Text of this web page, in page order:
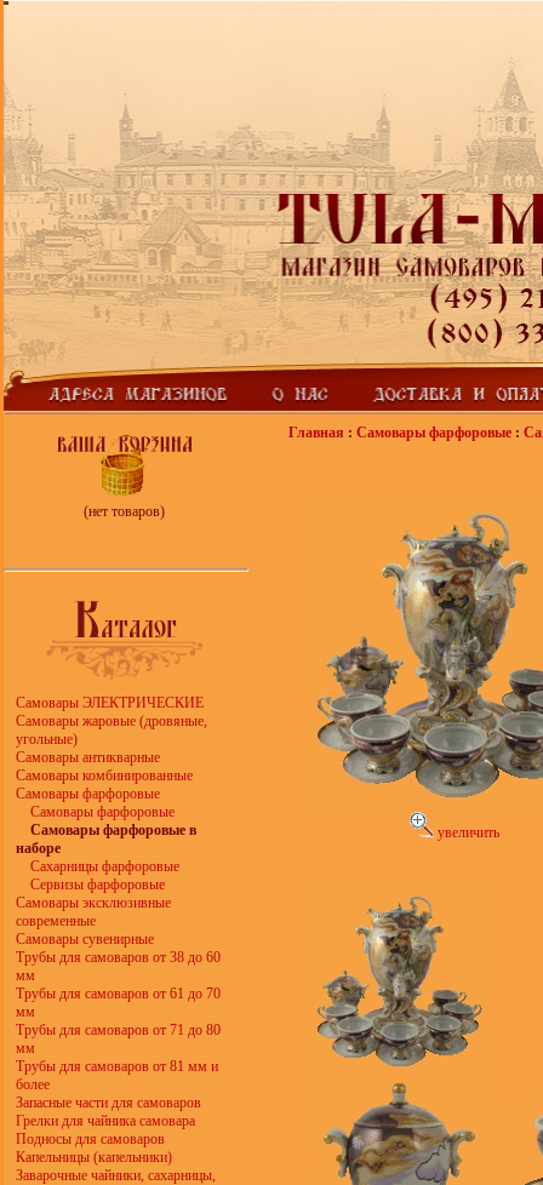
(нет товаров)
Самовары ЭЛЕКТРИЧЕСКИЕ
Самовары жаровые (дровяные,
угольные)
Самовары антикварные
Самовары комбинированные
Самовары фарфоровые
Самовары фарфоровые
Самовары фарфоровые в
наборе
Сахарницы фарфоровые
Сервизы фарфоровые
Самовары эксклюзивные
современные
Самовары сувенирные
Трубы для самоваров от 38 до 60
мм
Трубы для самоваров от 61 до 70
мм
Трубы для самоваров от 71 до 80
мм
Трубы для самоваров от 81 мм и
более
Запасные части для самоваров
Грелки для чайника самовара
Подносы для самоваров
Капельницы (капельники)
Заварочные чайники, сахарницы,
Главная : Самовары фарфоровые:
увеличить